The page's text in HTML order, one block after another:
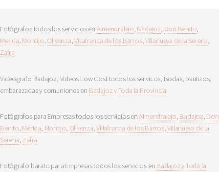
Fotógrafos todos los servicios en Almendralejo, Badajoz, Don Benito,
Merida, Montijo, Olivenza,Villafranca de los Barros,Villanueva de la Serena,
Zafra
Videografo Badajoz, Videos Low Cost todos los servicos, Bodas, bautizos,
embarazadas y comuniones en Badajoz y Toda la Provincia
Fotógrafos para Empresas todos los servicios enAlmendralejo, Badajoz, Don
Benito, Mérida, Montijo, Olivenza,Villafranca de los Barros,Villanueva de la
Serena, Zafra
Fotógrafo barato para Empresas todos los servicios en Badajoz y Toda la